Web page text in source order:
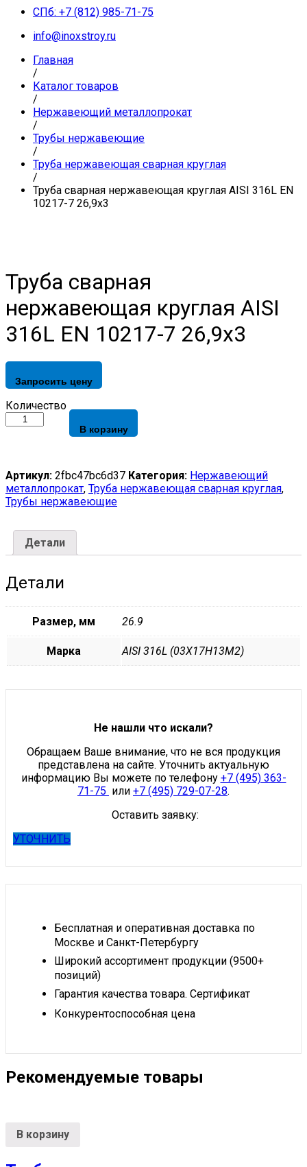
СПб: +7 (812) 985-71-75
info@inoxstroy.ru
Главная
/
Каталог товаров
/
Нержавеющий металлопрокат
/
Трубы нержавеющие
/
Труба нержавеющая сварная круглая
/
Труба сварная нержавеющая круглая AISI 316L EN
10217-7 26,9х3
Труба сварная
нержавеющая круглая AISI
316L EN 10217-7 26,9х3
Запросить цену
Труба
сварная
нержавеющая
316L
EN
10217-
7
quantity
Количество
В корзину
Артикул: 2fbc47bc6d37 Категория: Нержавеющий
металлопрокат, Труба нержавеющая сварная круглая,
Трубы нержавеющие
Детали
Детали
Размер, мм 26.9
Марка AISI 316L (03Х17Н13М2)
Не нашли что искали?
Обращаем Ваше внимание, что не вся продукция
представлена на сайте. Уточнить актуальную
информацию Вы можете по телефону +7 (495) 363-
71-75 или +7 (495) 729-07-28.
Оставить заявку:
УТОЧНИТЬ
Бесплатная и оперативная доставка по
Москве и Санкт-Петербургу
Широкий ассортимент продукции (9500+
позиций)
Гарантия качества товара. Сертификат
Конкурентоспособная цена
Рекомендуемые товары
В корзину